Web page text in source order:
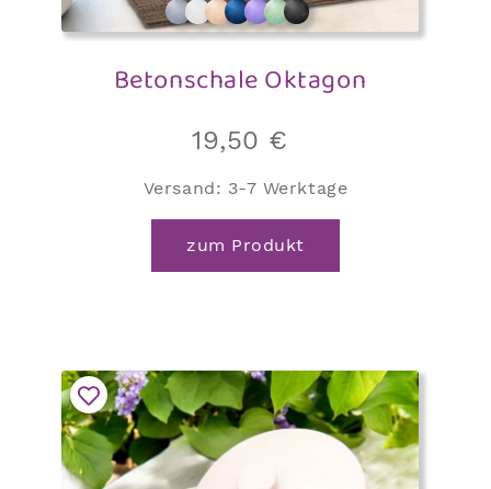
Betonschale Oktagon
19,50 €
Versand: 3-7 Werktage
zum Produkt